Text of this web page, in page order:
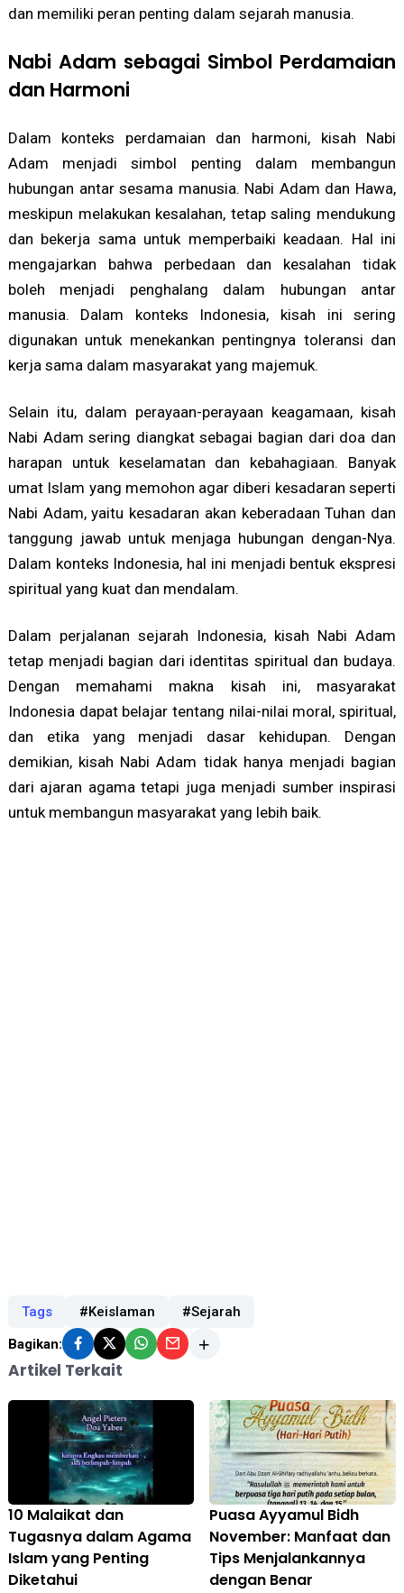
dan memiliki peran penting dalam sejarah manusia.
Nabi Adam sebagai Simbol Perdamaian
dan Harmoni
Dalam konteks perdamaian dan harmoni, kisah Nabi
Adam menjadi simbol penting dalam membangun
hubungan antar sesama manusia. Nabi Adam dan Hawa,
meskipun melakukan kesalahan, tetap saling mendukung
dan bekerja sama untuk memperbaiki keadaan. Hal ini
mengajarkan bahwa perbedaan dan kesalahan tidak
boleh menjadi penghalang dalam hubungan antar
manusia. Dalam konteks Indonesia, kisah ini sering
digunakan untuk menekankan pentingnya toleransi dan
kerja sama dalam masyarakat yang majemuk.
Selain itu, dalam perayaan-perayaan keagamaan, kisah
Nabi Adam sering diangkat sebagai bagian dari doa dan
harapan untuk keselamatan dan kebahagiaan. Banyak
umat Islam yang memohon agar diberi kesadaran seperti
Nabi Adam, yaitu kesadaran akan keberadaan Tuhan dan
tanggung jawab untuk menjaga hubungan dengan-Nya.
Dalam konteks Indonesia, hal ini menjadi bentuk ekspresi
spiritual yang kuat dan mendalam.
Dalam perjalanan sejarah Indonesia, kisah Nabi Adam
tetap menjadi bagian dari identitas spiritual dan budaya.
Dengan memahami makna kisah ini, masyarakat
Indonesia dapat belajar tentang nilai-nilai moral, spiritual,
dan etika yang menjadi dasar kehidupan. Dengan
demikian, kisah Nabi Adam tidak hanya menjadi bagian
dari ajaran agama tetapi juga menjadi sumber inspirasi
untuk membangun masyarakat yang lebih baik.
Tags #Keislaman #Sejarah
Bagikan:
Artikel Terkait
10 Malaikat dan
Tugasnya dalam Agama
Islam yang Penting
Diketahui
Puasa Ayyamul Bidh
November: Manfaat dan
Tips Menjalankannya
dengan Benar